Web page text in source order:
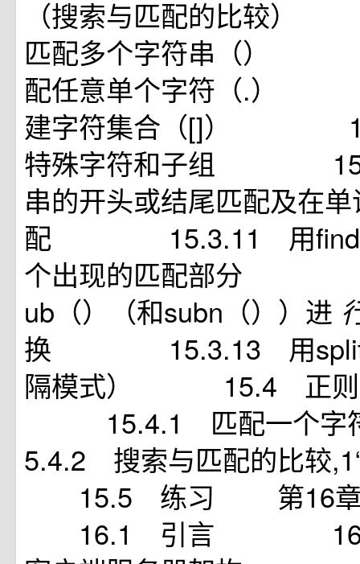
（搜索与匹配的比
匹配多个字符串（
配任意单个字符（.
建字符集合（[]）
特殊字符和子组
串的开头或结尾匹配及在
配 15.3.11 用findall
个出现的匹配部分
ub（）（和subn（））进
换 15.3.13 用split（
隔模式） 15.4 正则
15.4.1 匹配一
5.4.2 搜索与匹配的比较
15.5 练习 第16
16.1 引言